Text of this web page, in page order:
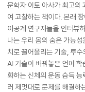
문학자 이토 아사가 최고의
여 고찰하는 책이다. 본래
이공계 연구자들을 인터뷰
나는 우리 몸의 숨은 가능
치로 끌어올리는 기술, 투
AI 기술이 바꿔놓은 언어
화하는 신체의 운동 습득 능
러 제멋대로 문제를 해결하